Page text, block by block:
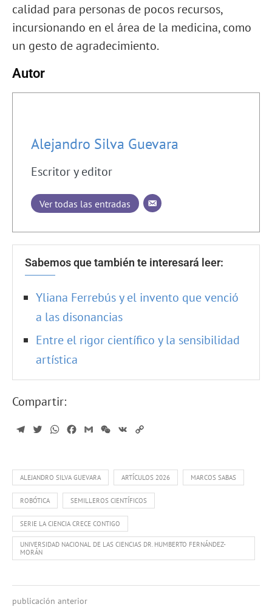
calidad para personas de pocos recursos,
incursionando en el área de la medicina, como
un gesto de agradecimiento.
Autor
Alejandro Silva Guevara
Escritor y editor
Ver todas las entradas
Sabemos que también te interesará leer:
Yliana Ferrebús y el invento que venció
a las disonancias
Entre el rigor científico y la sensibilidad
artística
Compartir:
TelegramTwitterWhatsApp
Facebook
GmailWeChat
VK
ALEJANDRO SILVA GUEVARA ARTÍCULOS 2026 MARCOS SABAS
ROBÓTICA SEMILLEROS CIENTÍFICOS
SERIE LA CIENCIA CRECE CONTIGO
UNIVERSIDAD NACIONAL DE LAS CIENCIAS DR. HUMBERTO FERNÁNDEZ-
MORÁN
publicación anterior